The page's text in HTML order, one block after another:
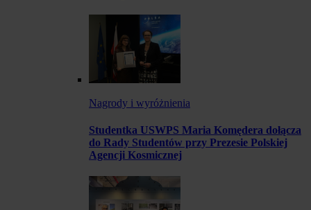
Nagrody i wyróżnienia
Studentka USWPS Maria Komędera dołącza
do Rady Studentów przy Prezesie Polskiej
Agencji Kosmicznej